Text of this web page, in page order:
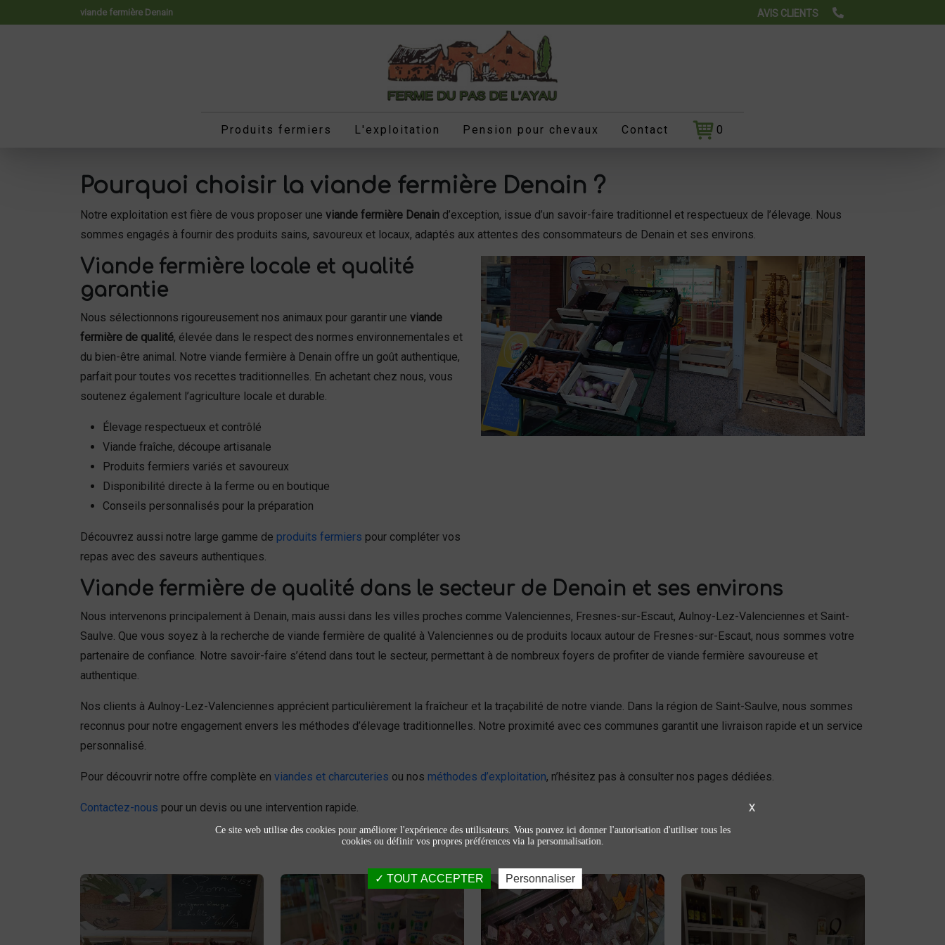
viande fermière Denain AVIS CLIENTS
Produits fermiers L'exploitation Pension pour chevaux Contact 0
Pourquoi choisir la viande fermière Denain ?
Notre exploitation est fière de vous proposer une viande fermière Denain d’exception, issue d’un savoir-faire traditionnel et respectueux de l’élevage. Nous
sommes engagés à fournir des produits sains, savoureux et locaux, adaptés aux attentes des consommateurs de Denain et ses environs.
Viande fermière locale et qualité
garantie
Nous sélectionnons rigoureusement nos animaux pour garantir une viande
fermière de qualité, élevée dans le respect des normes environnementales et
du bien-être animal. Notre viande fermière à Denain offre un goût authentique,
parfait pour toutes vos recettes traditionnelles. En achetant chez nous, vous
soutenez également l’agriculture locale et durable.
Élevage respectueux et contrôlé
Viande fraîche, découpe artisanale
Produits fermiers variés et savoureux
Disponibilité directe à la ferme ou en boutique
Conseils personnalisés pour la préparation
Découvrez aussi notre large gamme de produits fermiers pour compléter vos
repas avec des saveurs authentiques.
Viande fermière de qualité dans le secteur de Denain et ses environs
Nous intervenons principalement à Denain, mais aussi dans les villes proches comme Valenciennes, Fresnes-sur-Escaut, Aulnoy-Lez-Valenciennes et Saint-
Saulve. Que vous soyez à la recherche de viande fermière de qualité à Valenciennes ou de produits locaux autour de Fresnes-sur-Escaut, nous sommes votre
partenaire de confiance. Notre savoir-faire s’étend dans tout le secteur, permettant à de nombreux foyers de profiter de viande fermière savoureuse et
authentique.
Nos clients à Aulnoy-Lez-Valenciennes apprécient particulièrement la fraîcheur et la traçabilité de notre viande. Dans la région de Saint-Saulve, nous sommes
reconnus pour notre engagement envers les méthodes d’élevage traditionnelles. Notre proximité avec ces communes garantit une livraison rapide et un service
personnalisé.
Pour découvrir notre offre complète en viandes et charcuteries ou nos méthodes d’exploitation, n’hésitez pas à consulter nos pages dédiées.
Contactez-nous pour un devis ou une intervention rapide.
Achetez des
fruits et légumes
fromage
Viandes et
charcuteries
Épicerie sucrée /
salée
Découvrez notre
épicerie sucrée
Panneau de gestion des cookies
X
Ce site web utilise des cookies pour améliorer l'expérience des utilisateurs. Vous pouvez ici donner l'autorisation d'utiliser tous les
cookies ou définir vos propres préférences via la personnalisation.
TOUT ACCEPTER Personnaliser